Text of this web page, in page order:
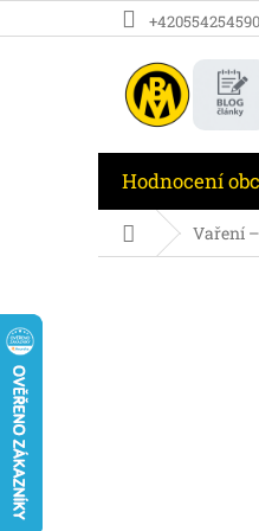
na
+420554254590
Hodnocení
Domů Vaření